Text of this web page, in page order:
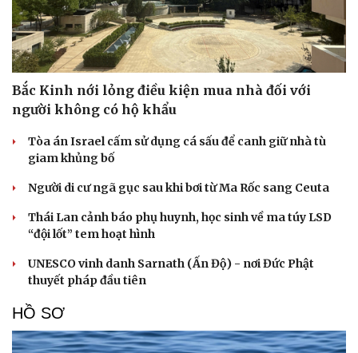
Bắc Kinh nới lỏng điều kiện mua nhà đối với
người không có hộ khẩu
Tòa án Israel cấm sử dụng cá sấu để canh giữ nhà tù
giam khủng bố
Người di cư ngã gục sau khi bơi từ Ma Rốc sang Ceuta
Thái Lan cảnh báo phụ huynh, học sinh về ma túy LSD
“đội lốt” tem hoạt hình
UNESCO vinh danh Sarnath (Ấn Độ) - nơi Đức Phật
thuyết pháp đầu tiên
HỒ SƠ